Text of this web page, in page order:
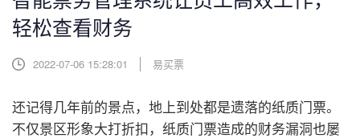
轻松查看财务
2022-07-06 15:28:01 易买票
还记得几年前的景点，地上到处都是遗落的纸质门票。
不仅景区形象大打折扣，纸质门票造成的财务漏洞也屡